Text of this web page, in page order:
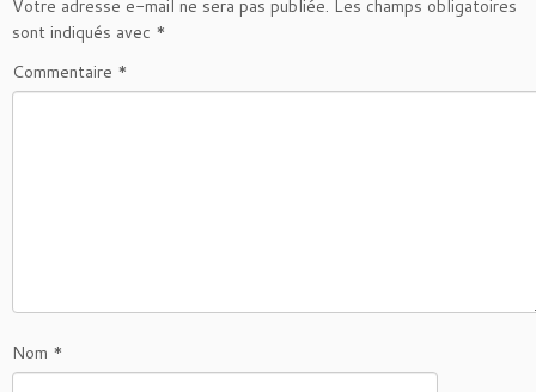
Votre adresse e-mail ne sera pas publiée. Les champs obligatoires
sont indiqués avec *
Commentaire *
Nom *